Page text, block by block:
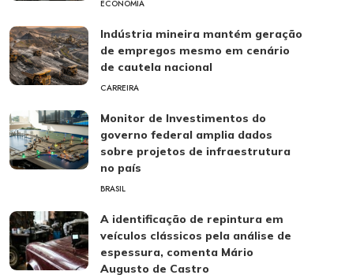
ECONOMIA
Indústria mineira mantém geração
de empregos mesmo em cenário
de cautela nacional
CARREIRA
Monitor de Investimentos do
governo federal amplia dados
sobre projetos de infraestrutura
no país
BRASIL
A identificação de repintura em
veículos clássicos pela análise de
espessura, comenta Mário
Augusto de Castro